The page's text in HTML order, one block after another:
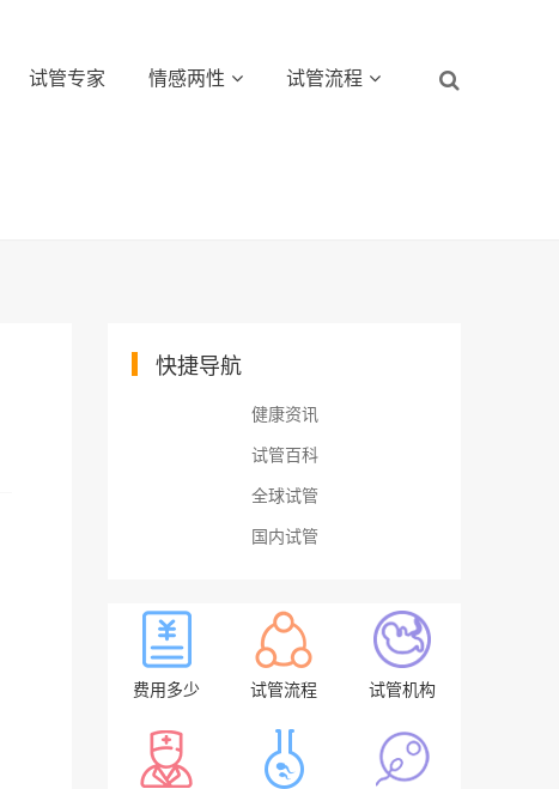
试管专家 情感两性 试管流程
快捷导航
健康资讯
试管百科
全球试管
国内试管
费用多少 试管流程 试管机构